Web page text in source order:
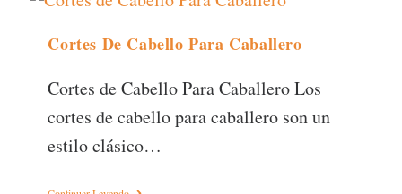
Cortes De Cabello Para Caballero
Cortes de Cabello Para Caballero Los
cortes de cabello para caballero son un
estilo clásico…